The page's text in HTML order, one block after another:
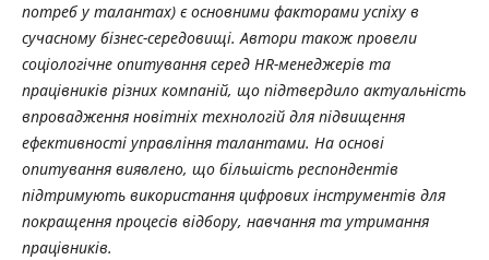
потреб у талантах) є основними факторами успіху в
сучасному бізнес-середовищі. Автори також провели
соціологічне опитування серед HR-менеджерів та
працівників різних компаній, що підтвердило актуальність
впровадження новітніх технологій для підвищення
ефективності управління талантами. На основі
опитування виявлено, що більшість респондентів
підтримують використання цифрових інструментів для
покращення процесів відбору, навчання та утримання
працівників.